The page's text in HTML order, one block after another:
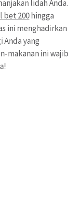
lidah Anda.
bet 200hingga
ini menghadirkan
Anda yang
makanan ini wajib